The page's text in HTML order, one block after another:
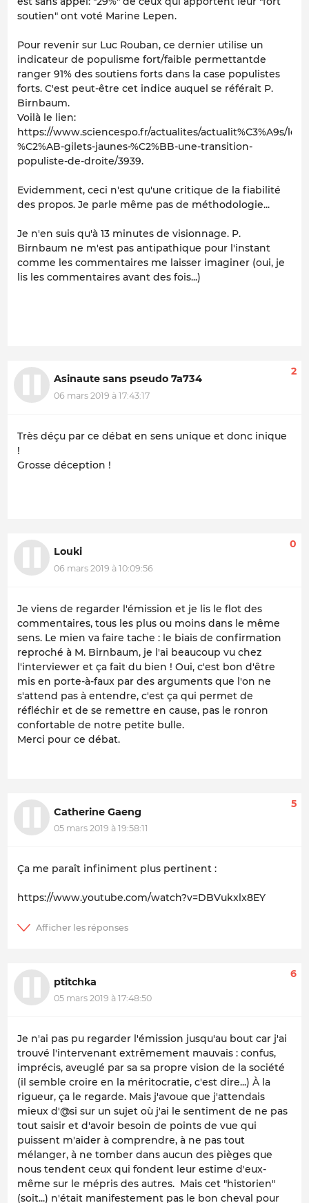
soutien" ont voté Marine Lepen.
Pour revenir sur Luc Rouban, ce dernier utilise un
indicateur de populisme fort/faible permettantde
ranger 91% des soutiens forts dans la case populistes
forts. C'est peut-être cet indice auquel se référait P.
Birnbaum.
Voilà le lien:
https://www.sciencespo.fr/actualites/actualit%C3%A9s/les-
%C2%AB-gilets-jaunes-%C2%BB-une-transition-
populiste-de-droite/3939.
Evidemment, ceci n'est qu'une critique de la fiabilité
des propos. Je parle même pas de méthodologie...
Je n'en suis qu'à 13 minutes de visionnage. P.
Birnbaum ne m'est pas antipathique pour l'instant
comme les commentaires me laisser imaginer (oui, je
lis les commentaires avant des fois...)
Asinaute sans pseudo 7a734
06 mars 2019 à 17:43:17
2
Très déçu par ce débat en sens unique et donc inique
!
Grosse déception !
Louki
06 mars 2019 à 10:09:56
0
Je viens de regarder l'émission et je lis le flot des
commentaires, tous les plus ou moins dans le même
sens. Le mien va faire tache : le biais de confirmation
reproché à M. Birnbaum, je l'ai beaucoup vu chez
l'interviewer et ça fait du bien ! Oui, c'est bon d'être
mis en porte-à-faux par des arguments que l'on ne
s'attend pas à entendre, c'est ça qui permet de
réfléchir et de se remettre en cause, pas le ronron
confortable de notre petite bulle.
Merci pour ce débat.
Catherine Gaeng
05 mars 2019 à 19:58:11
5
Ça me paraît infiniment plus pertinent :
https://www.youtube.com/watch?v=DBVukxlx8EY
ptitchka
05 mars 2019 à 17:48:50
6
Je n'ai pas pu regarder l'émission jusqu'au bout car j'ai
trouvé l'intervenant extrêmement mauvais : confus,
imprécis, aveuglé par sa sa propre vision de la société
(il semble croire en la méritocratie, c'est dire...) À la
rigueur, ça le regarde. Mais j'avoue que j'attendais
mieux d'@si sur un sujet où j'ai le sentiment de ne pas
tout saisir et d'avoir besoin de points de vue qui
puissent m'aider à comprendre, à ne pas tout
mélanger, à ne tomber dans aucun des pièges que
nous tendent ceux qui fondent leur estime d'eux-
même sur le mépris des autres. Mais cet "historien"
(soit...) n'était manifestement pas le bon cheval pour